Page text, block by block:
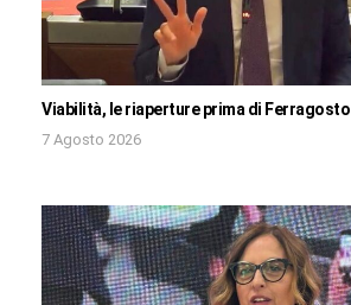
Viabilità, le riaperture prima di Ferragosto
7 Agosto 2026